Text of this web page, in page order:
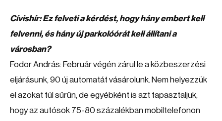
Cívishír: Ez felveti a kérdést, hogy hány embert kell
felvenni, és hány új parkolóórát kell állítani a
városban?
Fodor András: Február végén zárul le a közbeszerzési
eljárásunk, 90 új automatát vásárolunk. Nem helyezzük
el azokat túl sűrűn, de egyébként is azt tapasztaljuk,
hogy az autósok 75-80 százalékban mobiltelefonon